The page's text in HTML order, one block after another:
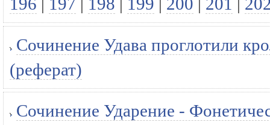
Сочинение Удава проглотили
(реферат)
Сочинение Ударение -